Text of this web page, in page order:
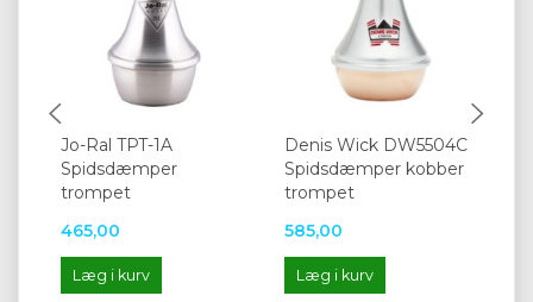
Jo-Ral TPT-1A
Spidsdæmper
trompet
465,00
Læg i kurv
Denis Wick DW5504C
Spidsdæmper kobber
trompet
585,00
Læg i kurv